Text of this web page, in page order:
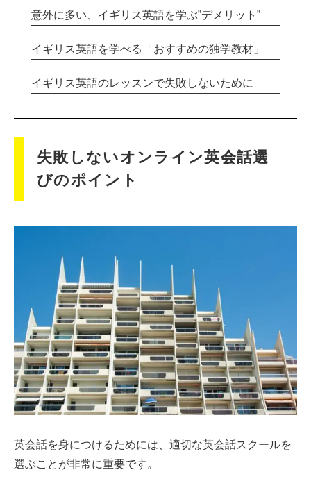
意外に多い、イギリス英語を学ぶ”デメリット”
イギリス英語を学べる「おすすめの独学教材」
イギリス英語のレッスンで失敗しないために
失敗しないオンライン英会話選
びのポイント
英会話を身につけるためには、適切な英会話スクールを
選ぶことが非常に重要です。